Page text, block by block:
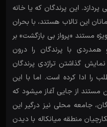
این پرندگان که یا خانه
این تالاب هستند، با بحران
مستند «پرواز بی بازگشت» بر
همدردی با پرندگان را درون
گذاشتن تراژدی پرندگان
را ادا کرده است. اما با این
مستند از جایی آغاز میشود که
جامعه محلی نیز درگیر این
منطقه میانکاله با دیدن